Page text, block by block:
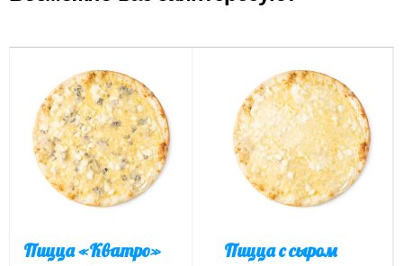
Пицца «Кватро» Пицца с сыром